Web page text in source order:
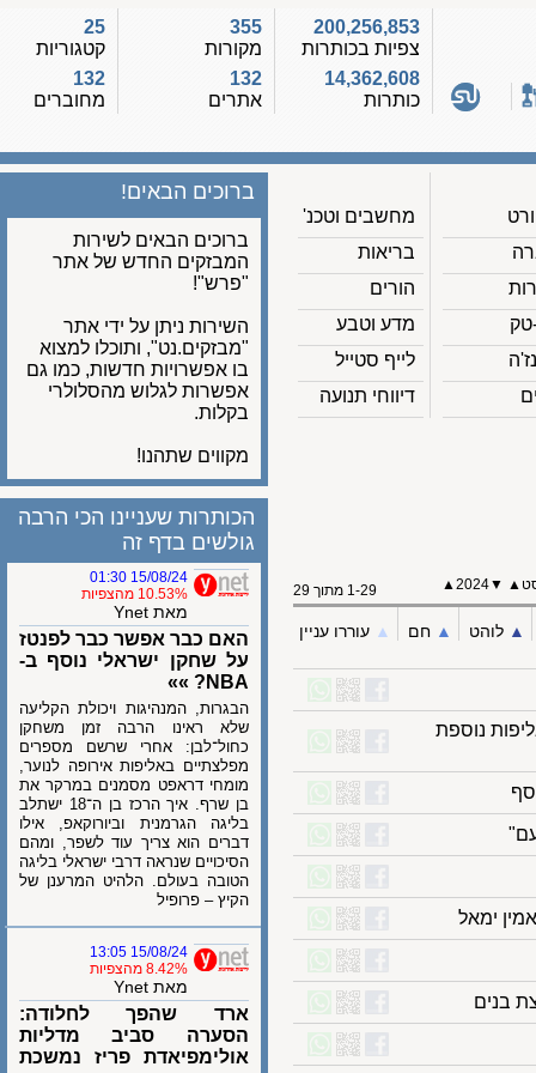
200,256,853
צפיות בכותרות
14,362,608
כותרות
355
מקורות
132
אתרים
קטגוריות
132
מחוברים
מחשבים וטכנ'
בריאות
הורים
מדע וטבע
לייף סטייל
דיווחי תנועה
ברוכים הבאים!
ברוכים הבאים לשירות
המבזקים החדש של אתר
"פרש"!
השירות ניתן על ידי אתר
"מבזקים.נט", ותוכלו למצוא
בו אפשרויות חדשות, כמו גם
אפשרות לגלוש מהסלולרי
בקלות.
מקווים שתהנו!
▼
2024
▲ 1-29 מתוך 29
לוהט ▲︎ חם ▲︎ עוררו עניין
נוספת
ימאל
הכותרות שעניינו הכי הרבה
גולשים בדף זה
15/08/24 01:30
10.53% מהצפיות
מאת Ynet
האם כבר אפשר כבר לפנטז
על שחקן ישראלי נוסף ב-
NBA? »»
הבגרות, המנהיגות ויכולת הקליעה
שלא ראינו הרבה זמן משחקן
כחול־לבן: אחרי שרשם מספרים
מפלצתיים באליפות אירופה לנוער,
מומחי דראפט מסמנים במרקר את
בן שרף. איך הרכז בן ה־18 ישתלב
בליגה הגרמנית וביורוקאפ, אילו
דברים הוא צריך עוד לשפר, ומהם
הסיכויים שנראה דרבי ישראלי בליגה
הטובה בעולם. הלהיט המרענן של
הקיץ – פרופיל
15/08/24 13:05
8.42% מהצפיות
מאת Ynet
ארד שהפך לחלודה:
הסערה סביב מדליות
אולימפיאדת פריז נמשכת